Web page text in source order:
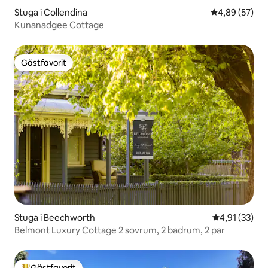
Stuga i Collendina 4,89 av 5 i
4,89 (57)
Kunanadgee Cottage
Gästfavorit
Gästfavorit
Stuga i Beechworth 4,91 av 5 i
4,91 (33)
Belmont Luxury Cottage 2 sovrum, 2 badrum, 2 par